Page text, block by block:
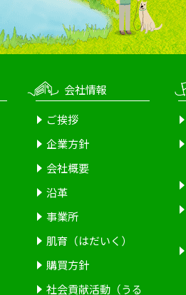
会社情報
ご挨拶
企業方針
会社概要
沿革
事業所
肌育（はだいく）
購買方針
社会貢献活動（うる